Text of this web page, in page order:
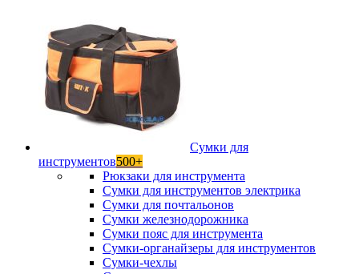
Сумки для
инструментов500+
Рюкзаки для инструмента
Сумки для инструментов электрика
Сумки для почтальонов
Сумки железнодорожника
Сумки пояс для инструмента
Сумки-органайзеры для инструментов
Сумки-чехлы